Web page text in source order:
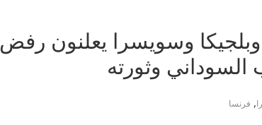
وسويسرا يعلنون رفض
السوداني وثورته
, فرنسا